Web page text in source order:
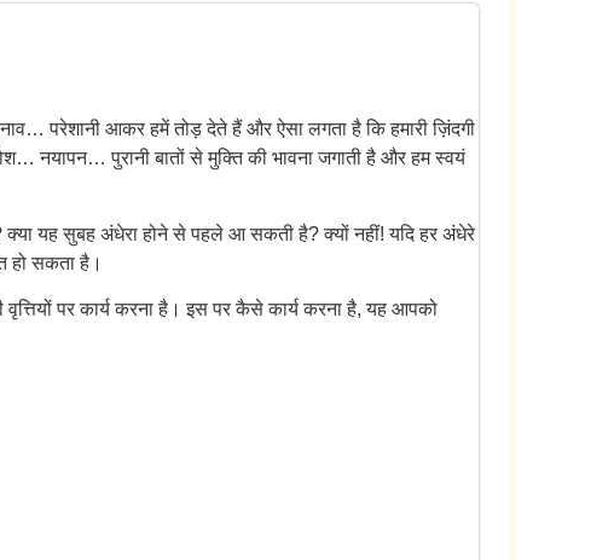
परेशानी आकर हमें तोड़ देते हैं और ऐसा लगता है कि हमारी ज़िंदगी
नयापन… पुरानी बातों से मुक्ति की भावना जगाती है और हम स्वयं
यह सुबह अंधेरा होने से पहले आ सकती है? क्यों नहीं! यदि हर अंधेरे
हो सकता है।
पर कार्य करना है। इस पर कैसे कार्य करना है, यह आपको